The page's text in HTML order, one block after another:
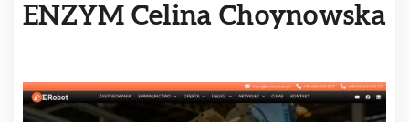
ENZYM Celina Choynowska